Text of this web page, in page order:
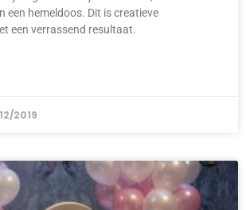
een hemeldoos. Dit is creatieve
een verrassend resultaat.
2019